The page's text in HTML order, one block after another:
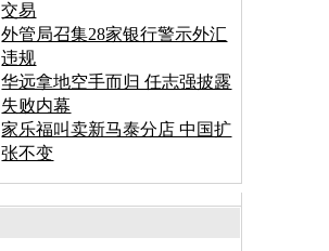
交易
外管局召集28家银行警示外汇
违规
华远拿地空手而归 任志强披露
失败内幕
家乐福叫卖新马泰分店 中国扩
张不变